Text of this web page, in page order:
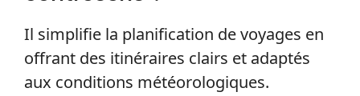
Il simplifie la planification de voyages en
offrant des itinéraires clairs et adaptés
aux conditions météorologiques.